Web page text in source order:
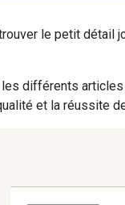
le petit détail
différents
et la réussite